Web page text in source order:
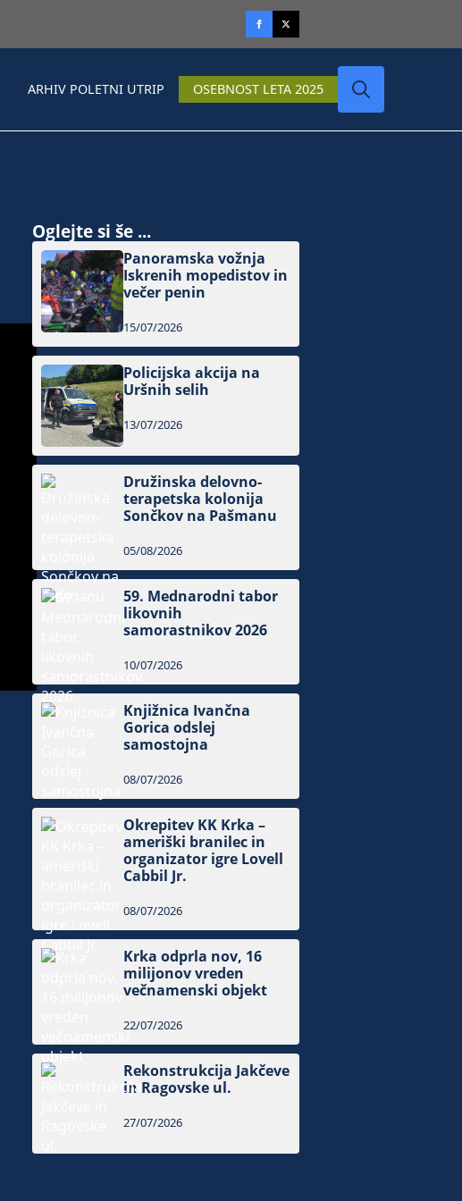
ARHIV POLETNI UTRIP OSEBNOST LETA 2025
Oglejte si še ...
Panoramska vožnja
Iskrenih mopedistov in
večer penin
15/07/2026
Policijska akcija na
Uršnih selih
13/07/2026
Družinska delovno-
terapetska kolonija
Sončkov na Pašmanu
05/08/2026
59. Mednarodni tabor
likovnih
samorastnikov 2026
10/07/2026
Knjižnica Ivančna
Gorica odslej
samostojna
08/07/2026
Okrepitev KK Krka –
ameriški branilec in
organizator igre Lovell
Cabbil Jr.
08/07/2026
Krka odprla nov, 16
milijonov vreden
večnamenski objekt
22/07/2026
Rekonstrukcija Jakčeve
in Ragovske ul.
27/07/2026